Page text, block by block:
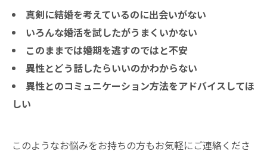
真剣に結婚を考えているのに出会いがない
いろんな婚活を試したがうまくいかない
このままでは婚期を逃すのではと不安
異性とどう話したらいいのかわからない
異性とのコミュニケーション方法をアドバイスしてほ
しい
このようなお悩みをお持ちの方もお気軽にご連絡くださ